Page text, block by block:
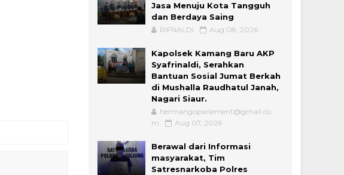
Jasa Menuju Kota Tangguh
dan Berdaya Saing
RIFNALDI Aug 08, 2026
Kapolsek Kamang Baru AKP
Syafrinaldi, Serahkan
Bantuan Sosial Jumat Berkah
di Mushalla Raudhatul Janah,
Nagari Siaur.
hermangoparlement@gmail.co
m
Aug 07, 2026
Berawal dari Informasi
masyarakat, Tim
Satresnarkoba Polres